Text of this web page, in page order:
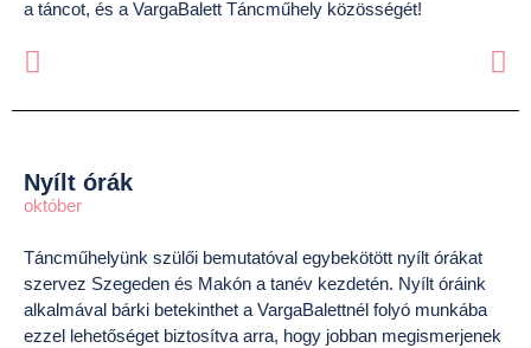
a táncot, és a VargaBalett Táncműhely közösségét!
Nyílt órák
október
Táncműhelyünk szülői bemutatóval egybekötött nyílt órákat
szervez Szegeden és Makón a tanév kezdetén. Nyílt óráink
alkalmával bárki betekinthet a VargaBalettnél folyó munkába
ezzel lehetőséget biztosítva arra, hogy jobban megismerjenek